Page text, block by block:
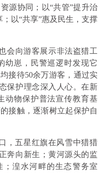
源协同；以“共管”提升治
以“共享”惠及民生，支撑
会向游客展示非法盗猎工
幼崽，民警巡逻时发现它
接待50余万游客，通过实
保护理念深入人心。在新
动物保护普法宣传教育基
接触，逐渐树立起保护自
，五星红旗在风雪中猎猎
奔向新生；黄河源头的监
湟水河畔的生态警务室